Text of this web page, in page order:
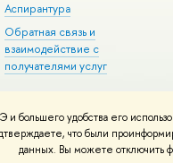
удобства его
что были
данных. Вы можете отключить
Аспирантура
Обратная связь и
взаимодействие с
получателями услуг
Условия
вШколе дизайна НИУ